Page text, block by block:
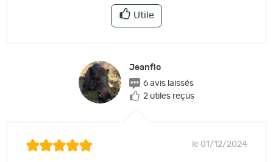
Utile
Jeanflo
6 avis laissés
2 utiles reçus
le 01/12/2024